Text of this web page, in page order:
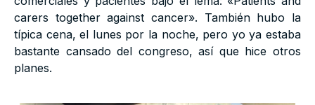
carers together against cancer». También hubo la
típica cena, el lunes por la noche, pero yo ya estaba
bastante cansado del congreso, así que hice otros
planes.